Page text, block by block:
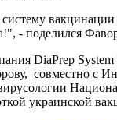
систему
- поделился
DiaPrep System
совместно с
украинской